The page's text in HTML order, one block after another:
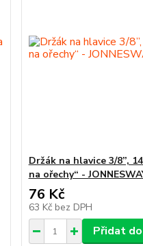
Držák na hlavice 3/8”,
na ořechy“ -
76 Kč
63 Kč bez DPH
Přidat